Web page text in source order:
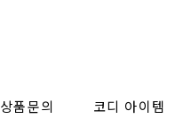
상품문의 코디 아이템